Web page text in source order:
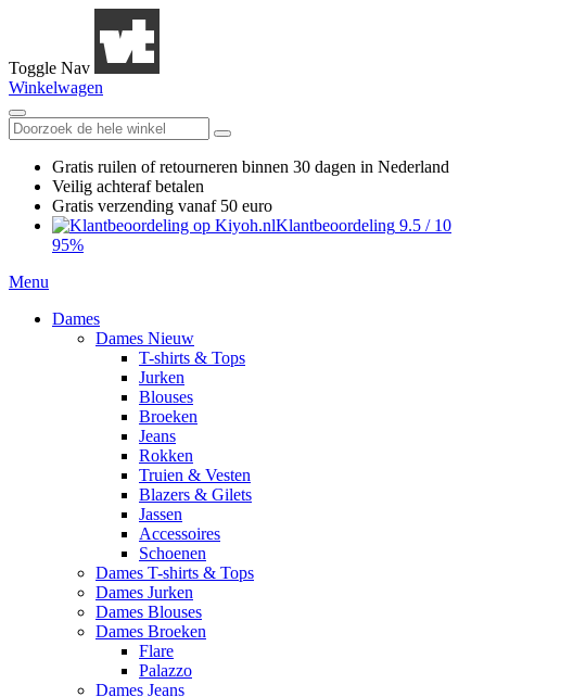
Toggle Nav
Winkelwagen
Gratis ruilen of retourneren binnen 30 dagen in Nederland
Veilig achteraf betalen
Gratis verzending vanaf 50 euro
Klantbeoordeling 9.5 / 10
95%
Menu
Dames
Dames Nieuw
T-shirts & Tops
Jurken
Blouses
Broeken
Jeans
Rokken
Truien & Vesten
Blazers & Gilets
Jassen
Accessoires
Schoenen
Dames T-shirts & Tops
Dames Jurken
Dames Blouses
Dames Broeken
Flare
Palazzo
Dames Jeans